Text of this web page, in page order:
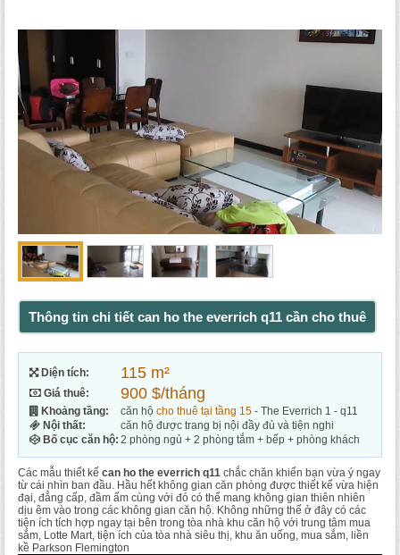
Thông tin chi tiết can ho the everrich q11 cần cho thuê
Diện tích: 115 m²
Giá thuê: 900 $/tháng
Khoảng tầng: căn hộ cho thuê tại tầng 15 - The Everrich 1 - q11
Nội thất:
căn hộ được trang bị nội đầy đủ và tiện nghi
Bố cục căn hộ: 2 phòng ngủ + 2 phòng tắm + bếp + phòng khách
Các mẫu thiết kế can ho the everrich q11 chắc chăn khiến bạn vừa ý ngay
từ cái nhìn ban đầu. Hầu hết không gian căn phòng được thiết kế vừa hiện
đại, đẳng cấp, đầm ấm cùng với đó có thể mang không gian thiên nhiên
dịu êm vào trong các không gian căn hộ. Không những thế ở đây có các
tiện ích tích hợp ngay tại bên trong tòa nhà khu căn hộ với trung tâm mua
sắm, Lotte Mart, tiện ích của tòa nhà siêu thị, khu ăn uống, mua sắm, liền
kề Parkson Flemington